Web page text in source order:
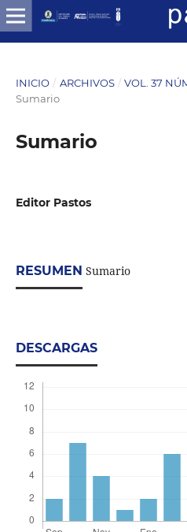
INICIO / ARCHIVOS / VOL. 37
Sumario
Sumario
Editor Pastos
RESUMEN Sumario
DESCARGAS